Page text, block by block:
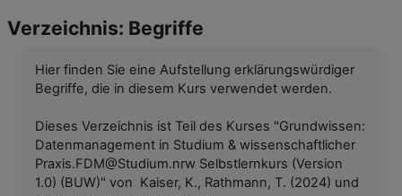
Verzeichnis: Begriffe
Hier finden Sie eine Aufstellung erklärungswürdiger
Begriffe, die in diesem Kurs verwendet werden.
Dieses Verzeichnis ist Teil des Kurses "Grundwissen:
Datenmanagement in Studium & wissenschaftlicher
Praxis.FDM@Studium.nrw Selbstlernkurs (Version
1.0) (BUW)" von Kaiser, K., Rathmann, T. (2024) und